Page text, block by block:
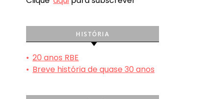
HISTÓRIA
• 20 anos RBE
• Breve história de quase 30 anos